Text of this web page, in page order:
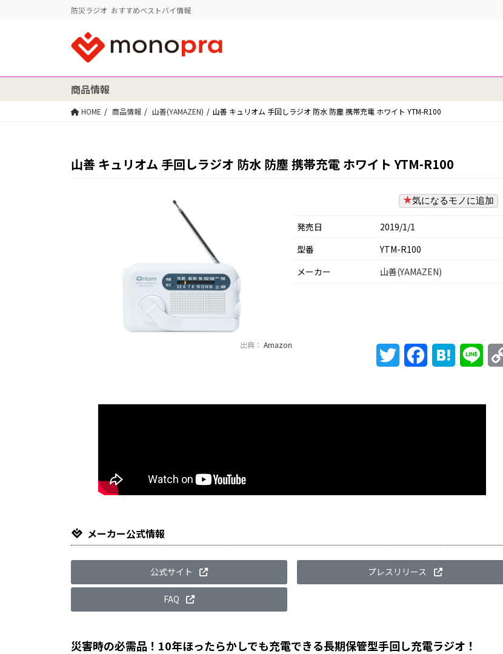
防災ラジオ おすすめベストバイ情報
商品情報
HOME 商品情報 山善(YAMAZEN) 山善 キュリオム 手回しラジオ 防水 防塵 携帯充電 ホワイト YTM-R100
山善 キュリオム 手回しラジオ 防水 防塵 携帯充電 ホワイト YTM-R100
出典： Amazon
気になるモノに追加
発売日
2019/1/1
型番
‎YTM-R100
メーカー
山善(YAMAZEN)
Twitter FacebookHatena Line
メーカー公式情報
公式サイト プレスリリース
FAQ
災害時の必需品！10年ほったらかしでも充電できる長期保管型手回し充電ラジオ！